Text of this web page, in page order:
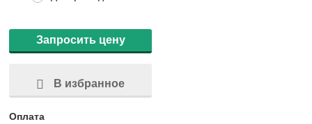
Запросить цену
В избранное
Оплата